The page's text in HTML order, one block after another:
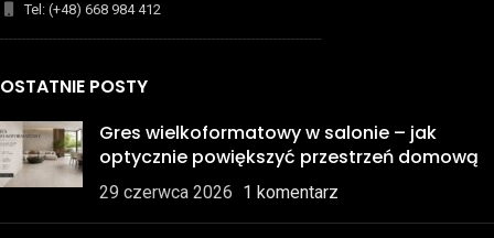
Tel: (+48) 668 984 412
-------------------------------------------------------------------------
OSTATNIE POSTY
Gres wielkoformatowy w salonie – jak
optycznie powiększyć przestrzeń domową
29 czerwca 2026 1 komentarz